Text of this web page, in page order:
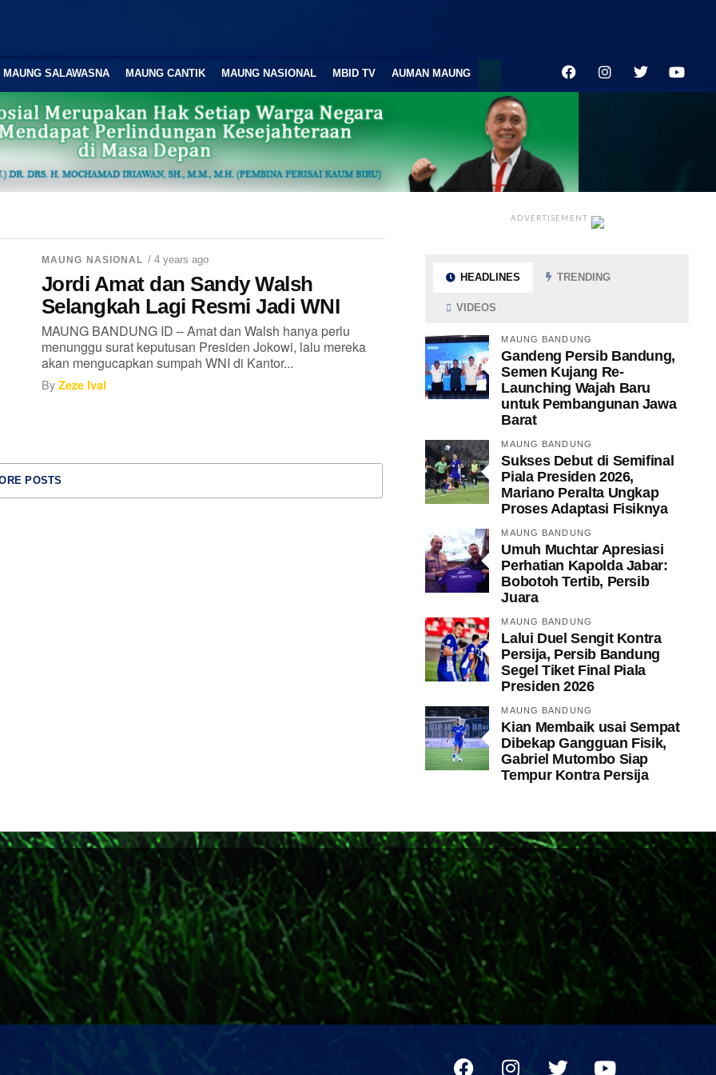
MAUNG SALAWASNA MAUNG CANTIK MAUNG NASIONAL MBID TV AUMAN MAUNG
MAUNG NASIONAL / 4 years ago
Jordi Amat dan Sandy Walsh
Selangkah Lagi Resmi Jadi WNI
MAUNG BANDUNG ID – Amat dan Walsh hanya perlu
menunggu surat keputusan Presiden Jokowi, lalu mereka
akan mengucapkan sumpah WNI di Kantor...
By Zeze Ival
POSTS
ADVERTISEMENT
HEADLINES TRENDING
VIDEOS
MAUNG BANDUNG
Gandeng Persib Bandung,
Semen Kujang Re-
Launching Wajah Baru
untuk Pembangunan Jawa
Barat
MAUNG BANDUNG
Sukses Debut di Semifinal
Piala Presiden 2026,
Mariano Peralta Ungkap
Proses Adaptasi Fisiknya
MAUNG BANDUNG
Umuh Muchtar Apresiasi
Perhatian Kapolda Jabar:
Bobotoh Tertib, Persib
Juara
MAUNG BANDUNG
Lalui Duel Sengit Kontra
Persija, Persib Bandung
Segel Tiket Final Piala
Presiden 2026
MAUNG BANDUNG
Kian Membaik usai Sempat
Dibekap Gangguan Fisik,
Gabriel Mutombo Siap
Tempur Kontra Persija